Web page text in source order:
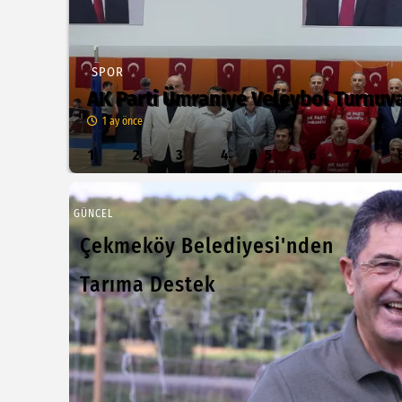
SPOR
AK Parti Ümraniye Veleybol
1 ay önce
1 2 3 4 5 6 7
GÜNCEL
Çekmeköy Belediyesi'nden
Tarıma Destek